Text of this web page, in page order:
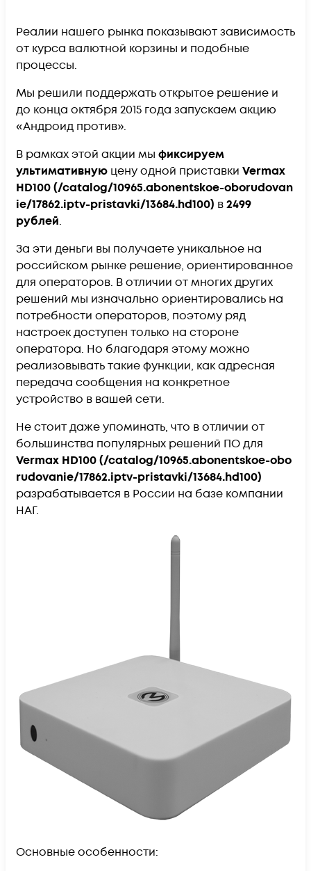
Реалии нашего рынка показывают зависимость
от курса валютной корзины и подобные
процессы.
Мы решили поддержать открытое решение и
до конца октября 2015 года запускаем акцию
«Андроид против».
В рамках этой акции мы фиксируем
ультимативную цену одной приставки Vermax
HD100(/catalog/10965.abonentskoe-oborudovan
ie/17862.iptv-pristavki/13684.hd100) в2499
рублей.
За эти деньги вы получаете уникальное на
российском рынке решение, ориентированное
для операторов. В отличии от многих других
решений мы изначально ориентировались на
потребности операторов, поэтому ряд
настроек доступен только на стороне
оператора. Но благодаря этому можно
реализовывать такие функции, как адресная
передача сообщения на конкретное
устройство в вашей сети.
Не стоит даже упоминать, что в отличии от
большинства популярных решений ПО для
Vermax HD100(/catalog/10965.abonentskoe-obo
rudovanie/17862.iptv-pristavki/13684.hd100)
разрабатывается в России на базе компании
НАГ.
Основные особенности: